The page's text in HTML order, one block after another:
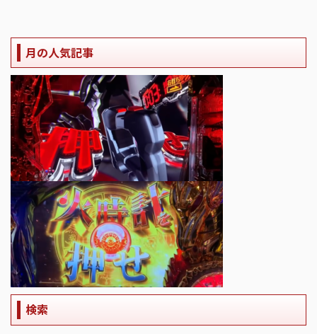
月の人気記事
検索